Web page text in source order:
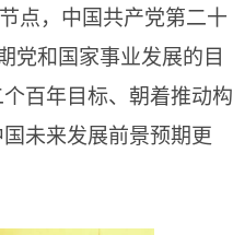
点，中国共产党第二十
党和国家事业发展的目
百年目标、朝着推动构
未来发展前景预期更